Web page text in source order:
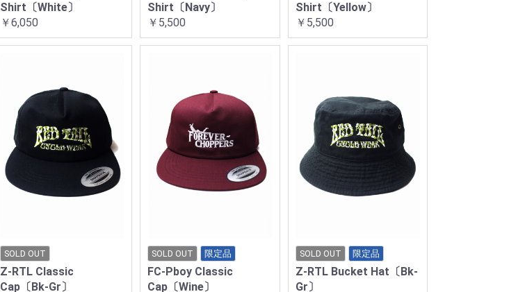
Shirt〔White〕
￥6,050
Shirt〔Navy〕
￥5,500
Shirt〔Yellow〕
￥5,500
SOLD OUT
Z-RTL Classic
Cap〔Bk-Gr〕
SOLD OUT 限定品
FC-Pboy Classic
Cap〔Wine〕
SOLD OUT 限定品
Z-RTL Bucket Hat〔Bk-
Gr〕